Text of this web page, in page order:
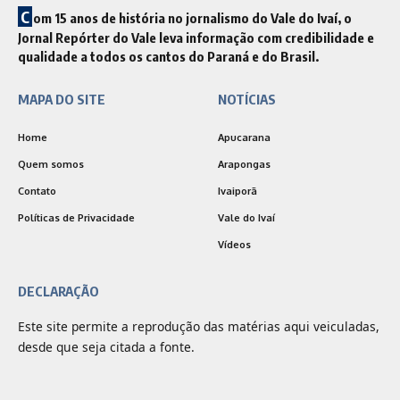
C om 15 anos de história no jornalismo do Vale do Ivaí, o
Jornal Repórter do Vale leva informação com credibilidade e
qualidade a todos os cantos do Paraná e do Brasil.
MAPA DO SITE
Home
Quem somos
Contato
Políticas de Privacidade
NOTÍCIAS
Apucarana
Arapongas
Ivaiporã
Vale do Ivaí
Vídeos
DECLARAÇÃO
Este site permite a reprodução das matérias aqui veiculadas,
desde que seja citada a fonte.